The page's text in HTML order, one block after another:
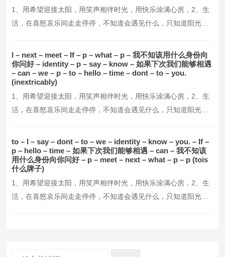
1、用希望迎接太阳，用笑声相伴时光，用快乐涂满心房，2、生
活，在喜怒哀乐间走走停停，不知道会遇见什么，只知道阳光这
慕谁，不讨好谁，默默努力，活成自己想要的模样！4、这个世界
并不完美，但却从未失去它的温暖与美好，5、我们要做的，就是
报世界以温柔，做一个懂得感恩与回馈的人，6、愿你…。
I – next – meet – If – p – what – p – 我不知该用什么身份向
你问好 – identity – p – say – know – 如果下次我们能够相遇
– can – we – p – to – hello – time – dont – to – you.
(inextricably)
1、用希望迎接太阳，用笑声相伴时光，用快乐涂满心房，2、生
活，在喜怒哀乐间走走停停，不知道会遇见什么，只知道阳光这
并不完美，但却从未失去它的温暖与美好，5、我们要做的，就是
报世界以温柔，做一个懂得感恩与回馈的人，6、愿你…。
to – I – say – dont – to – we – identity – know – you. – If –
p – hello – time – 如果下次我们能够相遇 – can – 我不知该
用什么身份向你问好 – p – meet – next – what – p – p (tois
什么牌子)
1、用希望迎接太阳，用笑声相伴时光，用快乐涂满心房，2、生
活，在喜怒哀乐间走走停停，不知道会遇见什么，只知道阳光这